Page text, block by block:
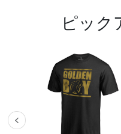
ピック